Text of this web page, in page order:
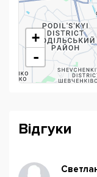
Супер-
Повний курс: 4
по
Розмовний
Спецкурси:
або
хвилинне
+
-
Відгуки